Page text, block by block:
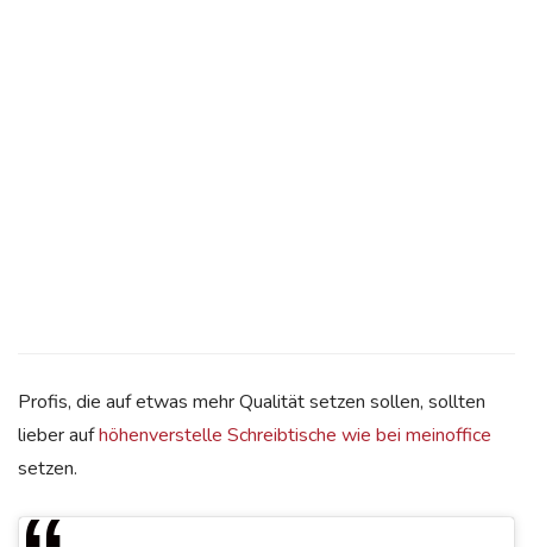
Profis, die auf etwas mehr Qualität setzen sollen, sollten
lieber aufhöhenverstelle Schreibtische wie bei meinoffice
setzen.